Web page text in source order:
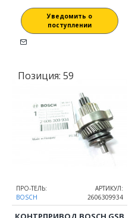
Уведомить о
поступлении
Позиция: 59
ПРО-ТЕЛЬ:
BOSCH
АРТИКУЛ:
2606309934